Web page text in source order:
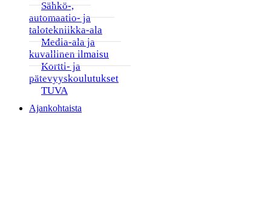
Sähkö-,
automaatio- ja
talotekniikka-ala
Media-ala ja
kuvallinen ilmaisu
Kortti- ja
pätevyyskoulutukset
TUVA
Ajankohtaista